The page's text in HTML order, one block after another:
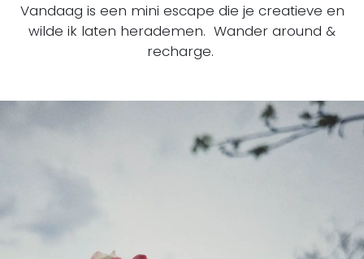
Vandaag is een mini escape die je creatieve en
wilde ik laten herademen. Wander around &
recharge.